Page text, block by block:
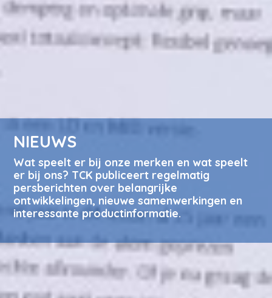
NIEUWS
Wat speelt er bij onze merken en wat speelt
er bij ons? TCK publiceert regelmatig
persberichten over belangrijke
ontwikkelingen, nieuwe samenwerkingen en
interessante productinformatie.